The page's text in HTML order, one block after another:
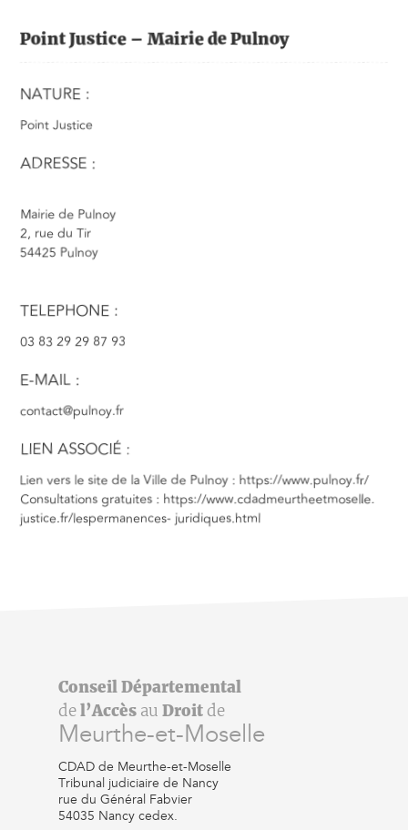
Point Justice – Mairie de Pulnoy
NATURE :
Point Justice
ADRESSE :
Mairie de Pulnoy
2, rue du Tir
54425 Pulnoy
TELEPHONE :
03 83 29 29 87 93
E-MAIL :
contact@pulnoy.fr
LIEN ASSOCIÉ :
Lien vers le site de la Ville de Pulnoy : https://www.pulnoy.fr/
Consultations gratuites : https://www.cdadmeurtheetmoselle.
justice.fr/lespermanences- juridiques.html
Conseil Départemental
del’Accès au Droit de
Meurthe-et-Moselle
CDAD de Meurthe-et-Moselle
Tribunal judiciaire de Nancy
rue du Général Fabvier
54035 Nancy cedex.